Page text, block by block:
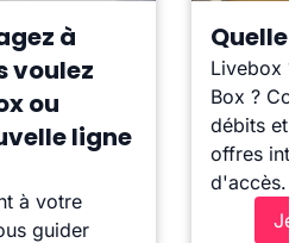
à
voulez
ou
ligne
à votre
guider
Quelle
Livebox ?
Box ?
débits et
offres
d'accès.
Je